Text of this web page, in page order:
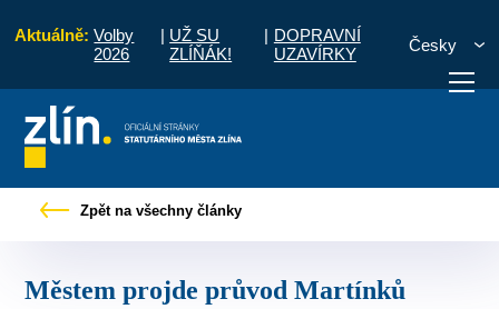
Aktuálně: Volby
2026
| UŽ SU
ZLÍŇÁK!
| DOPRAVNÍ
UZAVÍRKY
Česky
vyřídit Potřebuji zaplatit
Zpět na všechny články
Městem projde průvod Martínků